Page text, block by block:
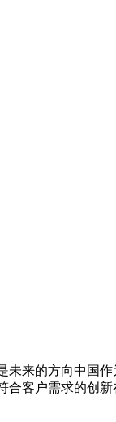
未来的方向中国
合客户需求的创